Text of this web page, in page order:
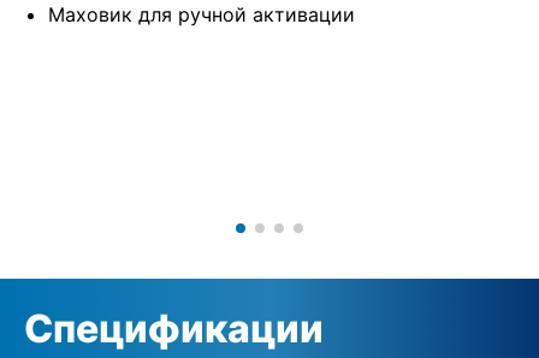
Маховик для ручной активации
Спецификации